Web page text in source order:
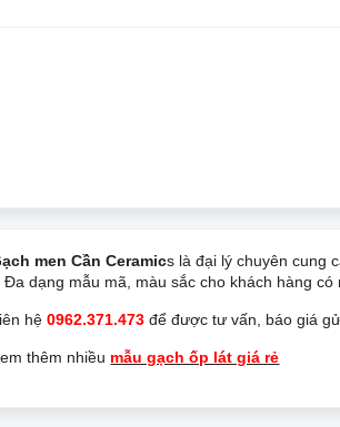
men Cần Ceramics là đại lý chuyên cung
Đa dạng mẫu mã, màu sắc cho khách hàng có
hệ0962.371.473 để được tư vấn, báo giá
thêm nhiều mẫu gạch ốp lát giá rẻ